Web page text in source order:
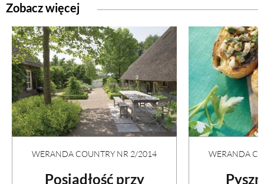
Zobacz więcej
WERANDA COUNTRY NR 2/2014
Posiadłość przy
WERANDA